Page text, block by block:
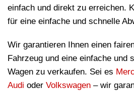
einfach und direkt zu erreichen.
für eine einfache und schnelle
Wir garantieren Ihnen einen
Fahrzeug und eine einfache und
Wagen zu verkaufen. Sei es
Audi oder Volkswagen – wir